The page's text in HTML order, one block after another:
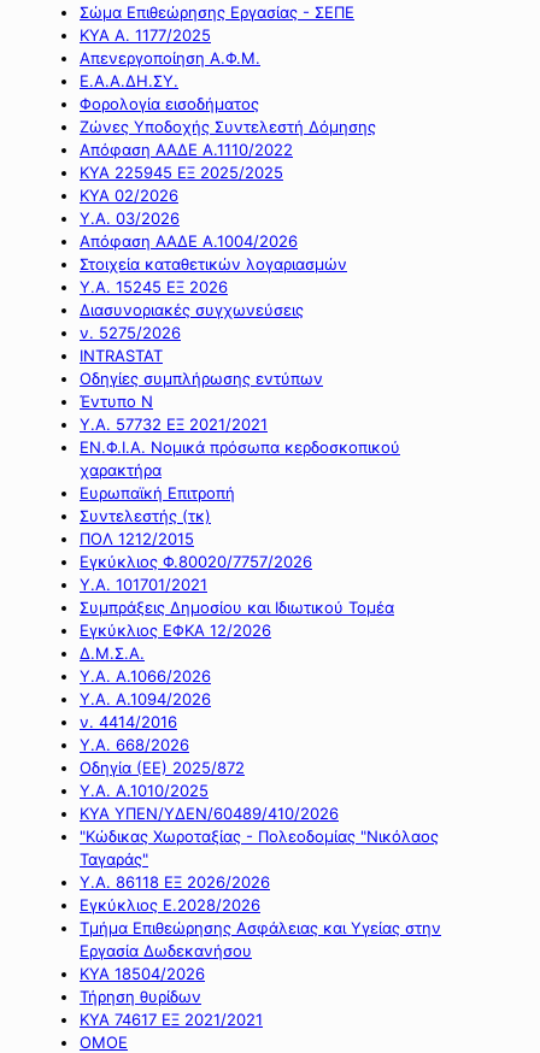
Σώμα Επιθεώρησης Εργασίας - ΣΕΠΕ
ΚΥΑ Α. 1177/2025
Απενεργοποίηση Α.Φ.Μ.
Ε.Α.Α.ΔΗ.ΣΥ.
Φορολογία εισοδήματος
Ζώνες Υποδοχής Συντελεστή Δόμησης
Απόφαση ΑΑΔΕ Α.1110/2022
ΚΥΑ 225945 ΕΞ 2025/2025
ΚΥΑ 02/2026
Υ.Α. 03/2026
Απόφαση ΑΑΔΕ Α.1004/2026
Στοιχεία καταθετικών λογαριασμών
Υ.Α. 15245 ΕΞ 2026
Διασυνοριακές συγχωνεύσεις
ν. 5275/2026
INTRASTAT
Οδηγίες συμπλήρωσης εντύπων
Έντυπο Ν
Υ.Α. 57732 ΕΞ 2021/2021
ΕΝ.Φ.Ι.Α. Νομικά πρόσωπα κερδοσκοπικού
χαρακτήρα
Ευρωπαϊκή Επιτροπή
Συντελεστής (τκ)
ΠΟΛ 1212/2015
Εγκύκλιος Φ.80020/7757/2026
Υ.Α. 101701/2021
Συμπράξεις Δημοσίου και Ιδιωτικού Τομέα
Εγκύκλιος ΕΦΚΑ 12/2026
Δ.Μ.Σ.Α.
Υ.Α. Α.1066/2026
Υ.Α. Α.1094/2026
ν. 4414/2016
Y.A. 668/2026
Οδηγία (ΕΕ) 2025/872
Υ.Α. Α.1010/2025
ΚΥΑ ΥΠΕΝ/ΥΔΕΝ/60489/410/2026
"Κώδικας Χωροταξίας - Πολεοδομίας "Νικόλαος
Ταγαράς"
Υ.Α. 86118 ΕΞ 2026/2026
Εγκύκλιος Ε.2028/2026
Τμήμα Επιθεώρησης Ασφάλειας και Υγείας στην
Εργασία Δωδεκανήσου
ΚΥΑ 18504/2026
Τήρηση θυρίδων
ΚΥΑ 74617 ΕΞ 2021/2021
ΟΜΟΕ